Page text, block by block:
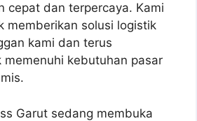
cepat dan terpercaya. Kami
memberikan solusi logistik
kami dan terus
kebutuhan pasar
Garut sedang membuka